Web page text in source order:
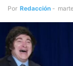
Por Redacción -